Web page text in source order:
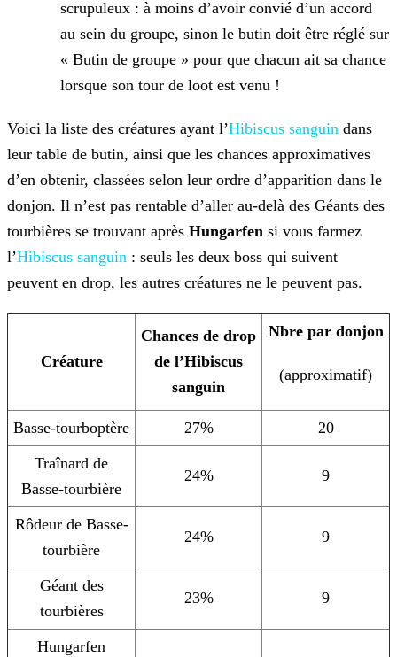
scrupuleux : à moins d’avoir convié d’un accord
au sein du groupe, sinon le butin doit être réglé sur
« Butin de groupe » pour que chacun ait sa chance
lorsque son tour de loot est venu !
Voici la liste des créatures ayant l’Hibiscus sanguin dans
leur table de butin, ainsi que les chances approximatives
d’en obtenir, classées selon leur ordre d’apparition dans le
donjon. Il n’est pas rentable d’aller au-delà des Géants des
tourbières se trouvant après Hungarfen si vous farmez
l’Hibiscus sanguin : seuls les deux boss qui suivent
peuvent en drop, les autres créatures ne le peuvent pas.
Créature
Chances de drop
de l’Hibiscus
sanguin
Nbre par donjon
(approximatif)
Basse-tourboptère 27%
20
Traînard de
Basse-tourbière
24% 9
Rôdeur de Basse-
tourbière
24% 9
Géant des
tourbières
23% 9
Hungarfen